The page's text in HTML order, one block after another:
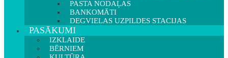
PASTA NODAĻAS
BANKOMĀTI
DEGVIELAS UZPILDES STACIJAS
PASĀKUMI
IZKLAIDE
BĒRNIEM